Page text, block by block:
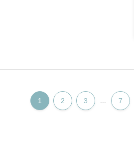
1 2 3 7